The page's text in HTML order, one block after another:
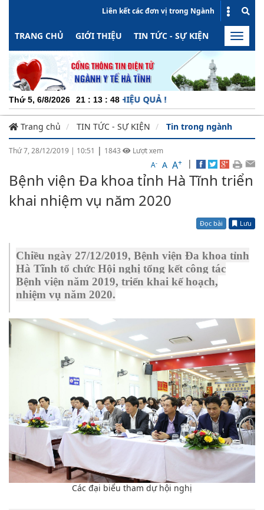
Liên kết các đơn vị trong Ngành
TRANG CHỦ GIỚI THIỆU TIN TỨC - SỰ KIỆN HOẠT
Toggle
Thứ 5, 6/8/2026 21 : 13 : 49
Trang chủ TIN TỨC - SỰ KIỆN Tin trong ngành
Thứ 7, 28/12/2019 | 10:51 | 1843
Lượt xem
A- A A+ |
Bệnh viện Đa khoa tỉnh Hà Tĩnh triển
khai nhiệm vụ năm 2020
Đọc bài Lưu
Chiều ngày 27/12/2019, Bệnh viện Đa khoa tỉnh
Hà Tĩnh tổ chức Hội nghị tổng kết công tác
Bệnh viện năm 2019, triển khai kế hoạch,
nhiệm vụ năm 2020.
Các đại biểu tham dự hội nghị